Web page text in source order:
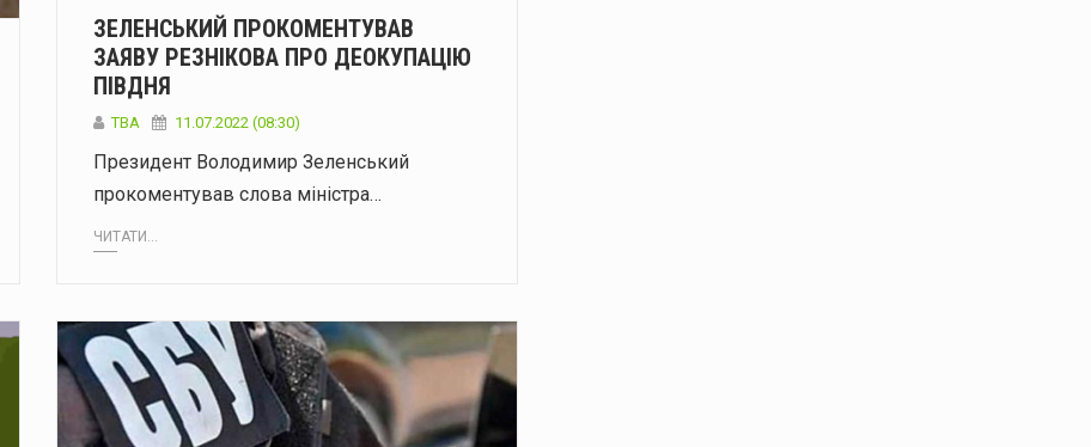
ЗЕЛЕНСЬКИЙ ПРОКОМЕНТУВАВ
ЗАЯВУ РЕЗНІКОВА ПРО ДЕОКУПАЦІЮ
ПІВДНЯ
ТВА 11.07.2022 (08:30)
Президент Володимир Зеленський
прокоментував слова міністра…
ЧИТАТИ...